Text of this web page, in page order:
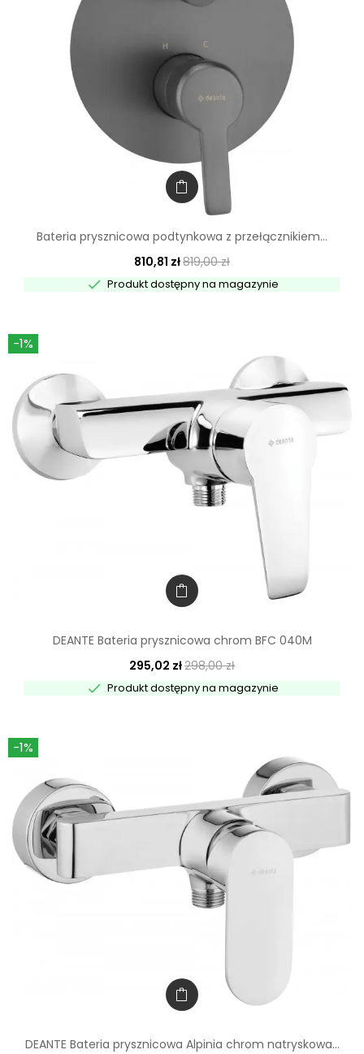
Bateria prysznicowa podtynkowa z przełącznikiem...
810,81 zł819,00 zł
 Produkt dostępny na magazynie
-1%
DEANTE Bateria prysznicowa chrom BFC 040M
295,02 zł298,00 zł
 Produkt dostępny na magazynie
-1%
DEANTE Bateria prysznicowa Alpinia chrom natryskowa...